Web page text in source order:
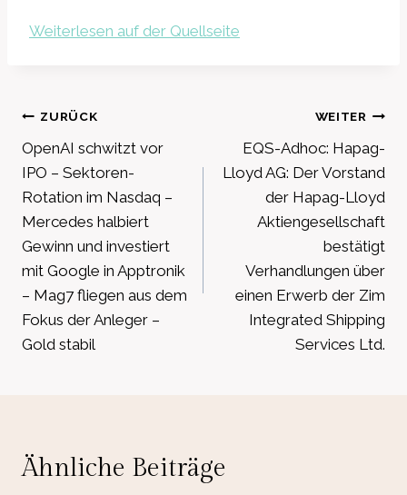
Weiterlesen auf der Quellseite
Beitragsnavigation
ZURÜCK
OpenAI schwitzt vor
IPO – Sektoren-
Rotation im Nasdaq –
Mercedes halbiert
Gewinn und investiert
mit Google in Apptronik
– Mag7 fliegen aus dem
Fokus der Anleger –
Gold stabil
WEITER
EQS-Adhoc: Hapag-
Lloyd AG: Der Vorstand
der Hapag-Lloyd
Aktiengesellschaft
bestätigt
Verhandlungen über
einen Erwerb der Zim
Integrated Shipping
Services Ltd.
Ähnliche Beiträge